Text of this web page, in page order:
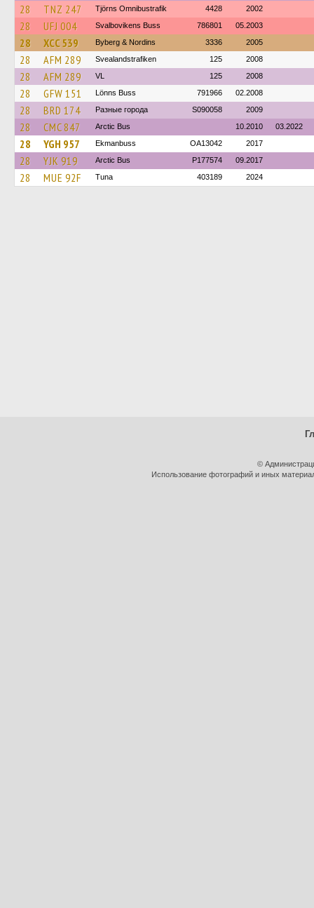
28 TNZ 247 Tjörns Omnibustrafik 4428 2002
28 UFJ 004 Svalbovikens Buss 786801 05.2003
28 XCC 539 Byberg & Nordins 3336 2005
28 AFM 289 Svealandstrafiken 125 2008
28 AFM 289 VL 125 2008
28 GFW 151 Lönns Buss 791966 02.2008
28 BRD 174 Разные города S090058 2009
28 CMC 847 Arctic Bus 10.2010 03.2022
28 YGH 957 Ekmanbuss OA13042 2017
28 YJK 919 Arctic Bus P177574 09.2017
28 MUE 92F Tuna 403189 2024
©
Использование фотографий и иных